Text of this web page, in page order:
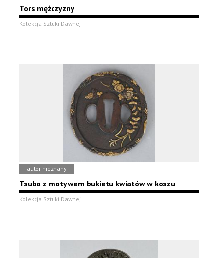
Tors mężczyzny
Kolekcja Sztuki Dawnej
autor nieznany
Tsuba z motywem bukietu kwiatów w koszu
Kolekcja Sztuki Dawnej